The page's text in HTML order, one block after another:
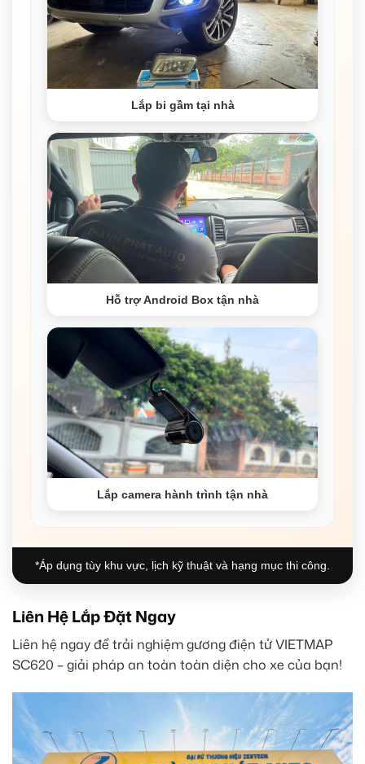
Lắp bi gầm tại nhà
Hỗ trợ Android Box tận nhà
Lắp camera hành trình tận nhà
*Áp dụng tùy khu vực, lịch kỹ thuật và hạng mục thi công.
Liên Hệ Lắp Đặt Ngay
Liên hệ ngay để trải nghiệm gương điện tử VIETMAP
SC620 – giải pháp an toàn toàn diện cho xe của bạn!